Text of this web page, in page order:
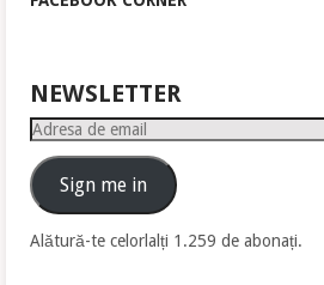
NEWSLETTER
Adresa
emailSign me in
Alătură-te celorlalți 1.259 de abonați.